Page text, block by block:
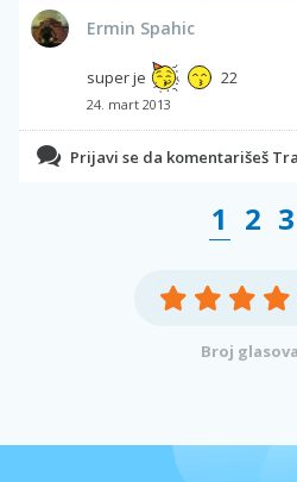
Ermin Spahic
super je 22
24. mart 2013
Prijavi se da komentarišeš
1 2 3
Broj